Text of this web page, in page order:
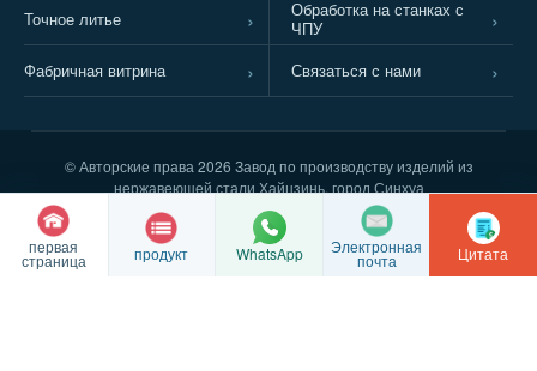
Точное литье
Обработка на станках с
ЧПУ
Фабричная витрина
Связаться с нами
© Авторские права 2026 Завод по производству изделий из
нержавеющей стали Хайцзинь, город Синхуа
Регистрационный номер ICP провинции Цзянсу: 2022016063
Регистрационный номер в системе сетевой безопасности Бюро
общественной безопасности города Сучжоу: 32128102010337
первая
страница продукт Электронная
почта
WhatsApp Цитата